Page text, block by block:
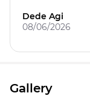
Dede Agi
08/06/2026
Gallery